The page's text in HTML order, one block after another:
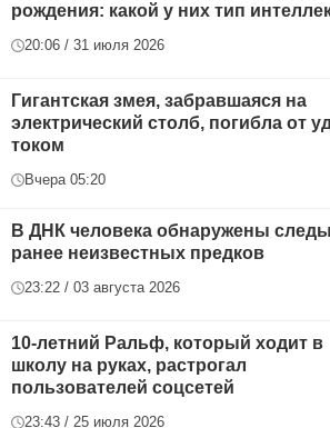
рождения: какой у них тип
20:06 / 31 июля 2026
Гигантская змея, забравшаяся на
электрический столб, погибла от
током
Вчера 05:20
В ДНК человека обнаружены
ранее неизвестных предков
23:22 / 03 августа 2026
10-летний Ральф, который ходит в
школу на руках, растрогал
пользователей соцсетей
23:43 / 25 июля 2026